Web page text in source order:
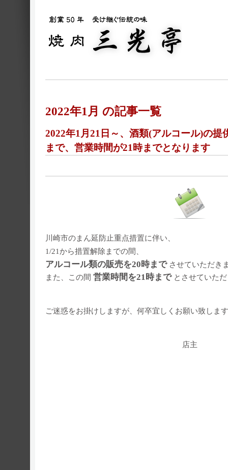
2022年1月 の記事一覧
2022年1月21日～、酒類(アルコール)の提
まで、営業時間が21時までとなります
川崎市のまん延防止重点措置に伴い、
1/21から措置解除までの間、
アルコール類の販売を20時まで させていただき
また、この間 営業時間を21時までとさせていた
ご迷惑をお掛けしますが、何卒宜しくお願い致しま
店主